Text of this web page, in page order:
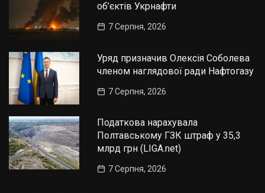
об’єктів Укрнафти
7 Серпня, 2026
Уряд призначив Олексія Соболева
членом наглядової ради Нафтогазу
7 Серпня, 2026
Податкова нарахувала
Полтавському ГЗК штраф у 35,3
млрд грн (LIGA.net)
7 Серпня, 2026